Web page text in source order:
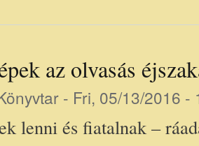
az olvasás
- Fri, 05/13/2016 -
lenni és fiatalnak –